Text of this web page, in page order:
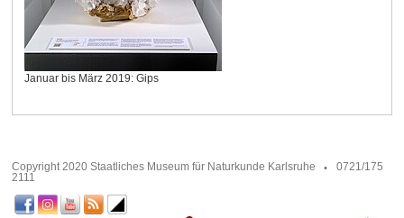
Januar bis März 2019: Gips
Copyright 2020 Staatliches Museum für Naturkunde Karlsruhe
0721/175
2111